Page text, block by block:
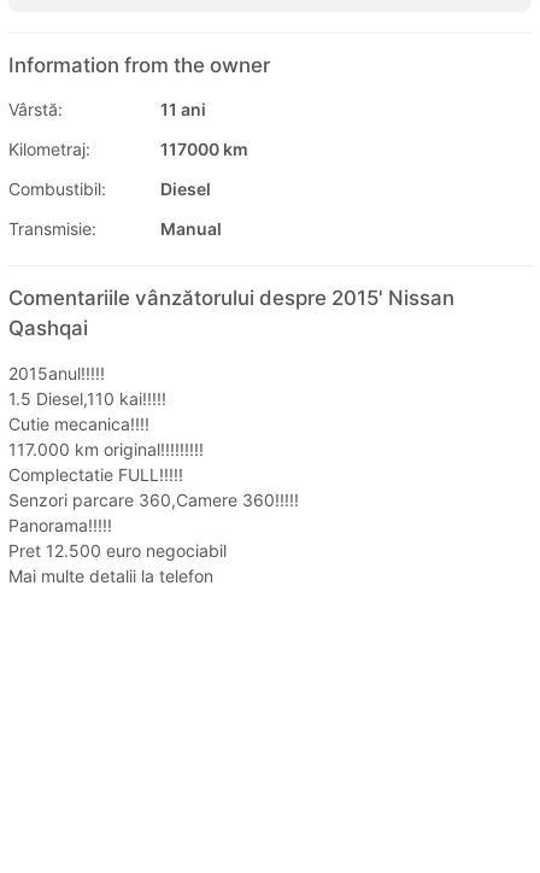
Information from the owner
Vârstă:
11 ani
Kilometraj:
117000 km
Combustibil:
Diesel
Transmisie:
Manual
Comentariile vânzătorului despre 2015' Nissan
Qashqai
2015anul!!!!!
1.5 Diesel,110 kai!!!!!
Cutie mecanica!!!!
117.000 km original!!!!!!!!!
Complectatie FULL!!!!!
Senzori parcare 360,Camere 360!!!!!
Panorama!!!!!
Pret 12.500 euro negociabil
Mai multe detalii la telefon